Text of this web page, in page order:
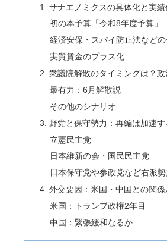
1. サナエノミクスの具体化と実
初の本予算「令和8年度予算」
経済安保・スパイ防止法など
実質賃金のプラス化
2. 衆議院解散のタイミングは？
最有力：6月解散説
その他のシナリオ
3. 野党と保守勢力：再編は加速
立憲民主党
日本維新の会・国民民主党
日本保守党や参政党など右派勢
4. 外交要因：米国・中国との関
米国：トランプ政権2年目
中国：緊張緩和なるか